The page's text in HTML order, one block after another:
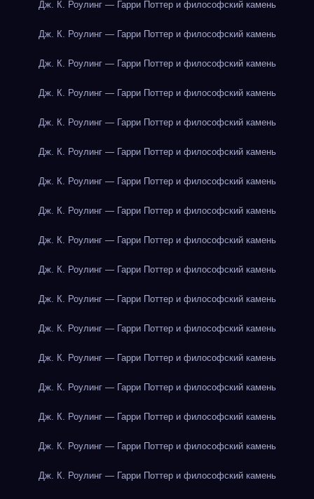
Дж. К. Роулинг — Гарри Поттер и философский камень
Дж. К. Роулинг — Гарри Поттер и философский камень
Дж. К. Роулинг — Гарри Поттер и философский камень
Дж. К. Роулинг — Гарри Поттер и философский камень
Дж. К. Роулинг — Гарри Поттер и философский камень
Дж. К. Роулинг — Гарри Поттер и философский камень
Дж. К. Роулинг — Гарри Поттер и философский камень
Дж. К. Роулинг — Гарри Поттер и философский камень
Дж. К. Роулинг — Гарри Поттер и философский камень
Дж. К. Роулинг — Гарри Поттер и философский камень
Дж. К. Роулинг — Гарри Поттер и философский камень
Дж. К. Роулинг — Гарри Поттер и философский камень
Дж. К. Роулинг — Гарри Поттер и философский камень
Дж. К. Роулинг — Гарри Поттер и философский камень
Дж. К. Роулинг — Гарри Поттер и философский камень
Дж. К. Роулинг — Гарри Поттер и философский камень
Дж. К. Роулинг — Гарри Поттер и философский камень